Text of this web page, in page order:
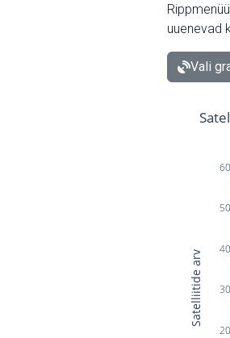
uuenevad
Vali
20
30
40
50
60
Satelliitide arv